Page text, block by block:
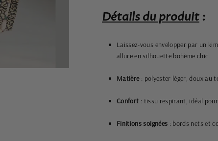
Détails du produit :
Laissez-vous envelopper par un
allure en silhouette bohème chic.
Matière: polyester léger, doux au
Confort : tissu respirant, idéal
Finitions soignées : bords nets et